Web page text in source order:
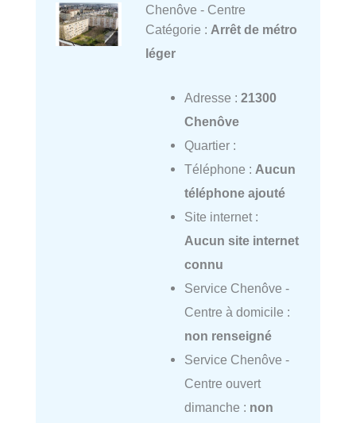
Chenôve - Centre
Catégorie : Arrêt de métro
léger
Adresse : 21300
Chenôve
Quartier :
Téléphone : Aucun
téléphone ajouté
Site internet :
Aucun site internet
connu
Service Chenôve -
Centre à domicile :
non renseigné
Service Chenôve -
Centre ouvert
dimanche : non